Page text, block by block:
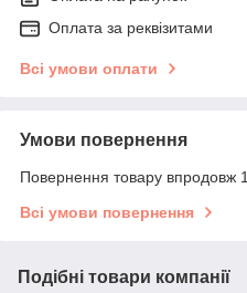
Оплата за реквізитами
Всі умови оплати
Умови повернення
Повернення товару впродовж
Всі умови повернення
Подібні товари компанії